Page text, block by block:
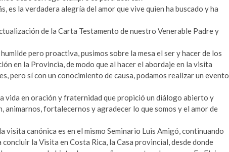
es la verdadera alegría del amor que vive quien ha buscado y ha
de la Carta Testamento de nuestro Venerable Padre y
pero proactiva, pusimos sobre la mesa el ser y hacer de los
en la Provincia, de modo que al hacer el abordaje en la visita
pero sí con un conocimiento de causa, podamos realizar un evento
vida en oración y fraternidad que propició un diálogo abierto y
animarnos, fortalecernos y agradecer lo que somos y el amor de
visita canónica es en el mismo Seminario Luis Amigó, continuando
la Visita en Costa Rica, la Casa provincial, desde donde